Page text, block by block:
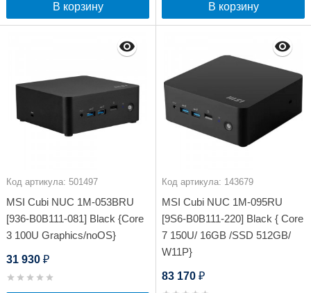
В корзину В корзину
Код артикула: 501497
MSI Cubi NUC 1M-053BRU
[936-B0B111-081] Black {Core
3 100U Graphics/noOS}
31 930 ₽
Код артикула: 143679
MSI Cubi NUC 1M-095RU
[9S6-B0B111-220] Black { Core
7 150U/ 16GB /SSD 512GB/
W11P}
83 170 ₽